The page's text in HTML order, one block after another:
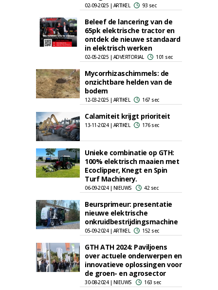
02-09-2025 | ARTIKEL 93 sec
Beleef de lancering van de
65pk elektrische tractor en
ontdek de nieuwe standaard
in elektrisch werken
02-05-2025 | ADVERTORIAL 101 sec
Mycorrhizaschimmels: de
onzichtbare helden van de
bodem
12-03-2025 | ARTIKEL 167 sec
Calamiteit krijgt prioriteit
13-11-2024 | ARTIKEL 176 sec
Unieke combinatie op GTH:
100% elektrisch maaien met
Ecoclipper, Knegt en Spin
Turf Machinery.
06-09-2024 | NIEUWS 42 sec
Beursprimeur: presentatie
nieuwe elektrische
onkruidbestrijdingsmachine
05-09-2024 | ARTIKEL 152 sec
GTH ATH 2024: Paviljoens
over actuele onderwerpen en
innovatieve oplossingen voor
de groen- en agrosector
30-08-2024 | NIEUWS 163 sec